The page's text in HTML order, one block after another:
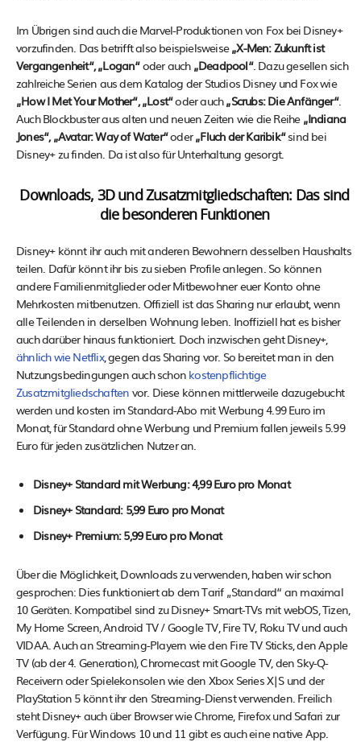
Im Übrigen sind auch die Marvel-Produktionen von Fox bei Disney+
vorzufinden. Das betrifft also beispielsweise„X-Men: Zukunft ist
Vergangenheit“, „Logan“oder auch „Deadpool“. Dazu gesellen sich
zahlreiche Serien aus dem Katalog der Studios Disney und Fox wie
„How I Met Your Mother“, „Lost“oder auch„Scrubs: Die Anfänger“.
Auch Blockbuster aus alten und neuen Zeiten wie die Reihe „Indiana
Jones“, „Avatar: Way of Water“oder„Fluch der Karibik“sind bei
Disney+ zu finden. Da ist also für Unterhaltung gesorgt.
Downloads, 3D und Zusatzmitgliedschaften: Das sind
die besonderen Funktionen
Disney+ könnt ihr auch mit anderen Bewohnern desselben Haushalts
teilen. Dafür könnt ihr bis zu sieben Profile anlegen. So können
andere Familienmitglieder oder Mitbewohner euer Konto ohne
Mehrkosten mitbenutzen. Offiziell ist das Sharing nur erlaubt, wenn
alle Teilenden in derselben Wohnung leben. Inoffiziell hat es bisher
auch darüber hinaus funktioniert. Doch inzwischen geht Disney+,
ähnlich wie Netflix, gegen das Sharing vor. So bereitet man in den
Nutzungsbedingungen auch schon kostenpflichtige
Zusatzmitgliedschaften vor. Diese können mittlerweile dazugebucht
werden und kosten im Standard-Abo mit Werbung 4.99 Euro im
Monat, für Standard ohne Werbung und Premium fallen jeweils 5.99
Euro für jeden zusätzlichen Nutzer an.
Disney+ Standard mit Werbung: 4,99 Euro pro Monat
Disney+ Standard: 5,99 Euro pro Monat
Disney+ Premium: 5,99 Euro pro Monat
Über die Möglichkeit, Downloads zu verwenden, haben wir schon
gesprochen: Dies funktioniert ab dem Tarif „Standard“ an maximal
10 Geräten. Kompatibel sind zu Disney+ Smart-TVs mit webOS, Tizen,
My Home Screen, Android TV / Google TV, Fire TV, Roku TV und auch
VIDAA. Auch an Streaming-Playern wie den Fire TV Sticks, den Apple
TV (ab der 4. Generation), Chromecast mit Google TV, den Sky-Q-
Receivern oder Spielekonsolen wie den Xbox Series X|S und der
PlayStation 5 könnt ihr den Streaming-Dienst verwenden. Freilich
steht Disney+ auch über Browser wie Chrome, Firefox und Safari zur
Verfügung. Für Windows 10 und 11 gibt es auch eine native App.